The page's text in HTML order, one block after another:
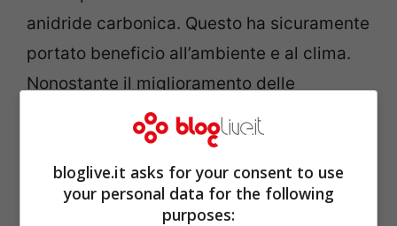
anidride carbonica. Questo ha sicuramente
portato beneficio all’ambiente e al clima.
Nonostante il miglioramento delle
condizioni, quando il lockdown sarà finito,
condizioni atmosferiche
presto come prima. Secondo il rapporto
della NOAA, “marzo 2020 ha segnato il 44°
bloglive.it asks for your consent to use
your personal data for the following
purposes: